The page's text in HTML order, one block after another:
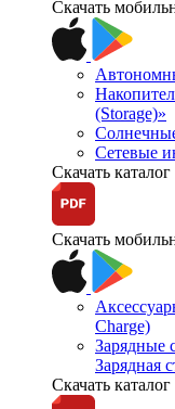
Скачать
(Storage)»
Сетевые
Скачать каталог
Скачать
Charge)
Зарядные
Зарядная
Скачать каталог